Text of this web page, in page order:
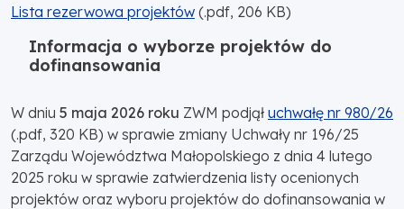
Lista rezerwowa projektów (.pdf, 206 KB)
Informacja o wyborze projektów do
dofinansowania
W dniu 5 maja 2026 roku ZWM podjął uchwałę nr 980/26
(.pdf, 320 KB) w sprawie zmiany Uchwały nr 196/25
Zarządu Województwa Małopolskiego z dnia 4 lutego
2025 roku w sprawie zatwierdzenia listy ocenionych
projektów oraz wyboru projektów do dofinansowania w